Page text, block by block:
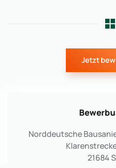
Jetzt
Norddeutsche
21684